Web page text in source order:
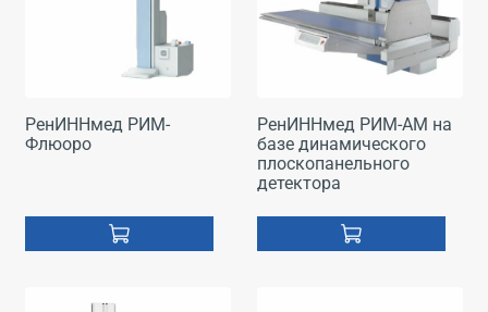
РенИННмед РИМ-
Флюоро
РенИННмед РИМ-АМ на
базе динамического
плоскопанельного
детектора